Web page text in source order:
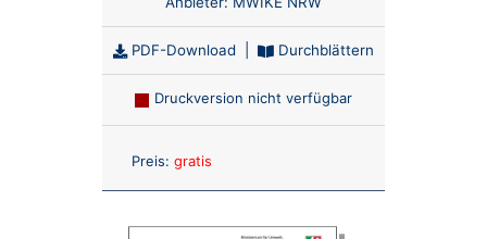
PDF-Download Durchblättern
Druckversion nicht verfügbar
Preis: gratis